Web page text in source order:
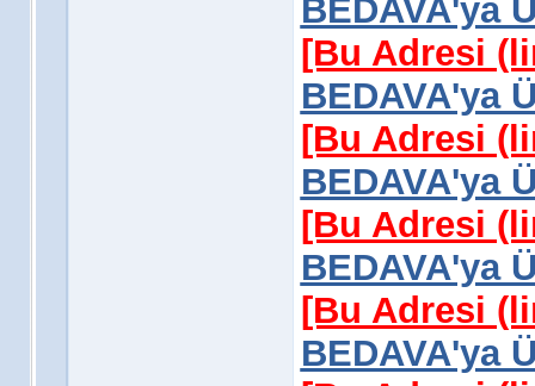
BEDAVA'ya
[Bu Adresi
BEDAVA'ya
[Bu Adresi
BEDAVA'ya
[Bu Adresi
BEDAVA'ya
[Bu Adresi
BEDAVA'ya